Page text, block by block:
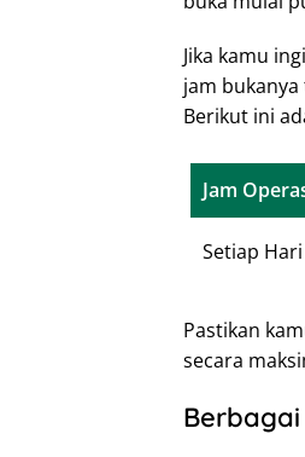
Jika kamu
jam
Berikut ini
Jam
Setiap Hari
Pastikan
secara